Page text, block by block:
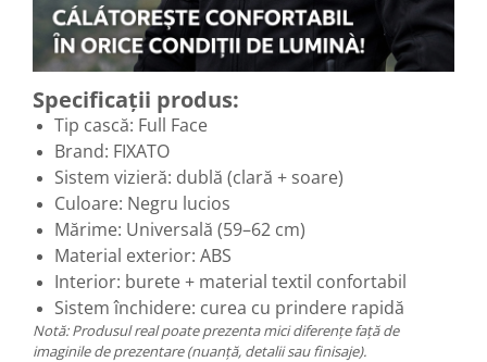
Specificații produs:
Tip cască: Full Face
Brand: FIXATO
Sistem vizieră: dublă (clară + soare)
Culoare: Negru lucios
Mărime: Universală (59–62 cm)
Material exterior: ABS
Interior: burete + material textil confortabil
Sistem închidere: curea cu prindere rapidă
Notă: Produsul real poate prezenta mici diferențe față de
imaginile de prezentare (nuanță, detalii sau finisaje).